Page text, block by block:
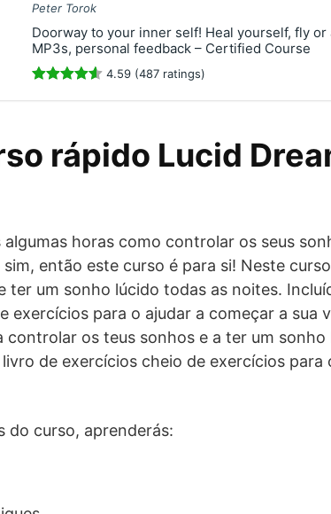
Peter Torok
Doorway to your inner self! Heal yourself, fly
MP3s, personal feedback – Certified Course
4.59 (487 ratings)
rápido Lucid
algumas horas como controlar os seus
então este curso é para si! Neste
ter um sonho lúcido todas as noites.
exercícios para o ajudar a começar a sua
controlar os teus sonhos e a ter um
de exercícios cheio de exercícios para
do curso, aprenderás: